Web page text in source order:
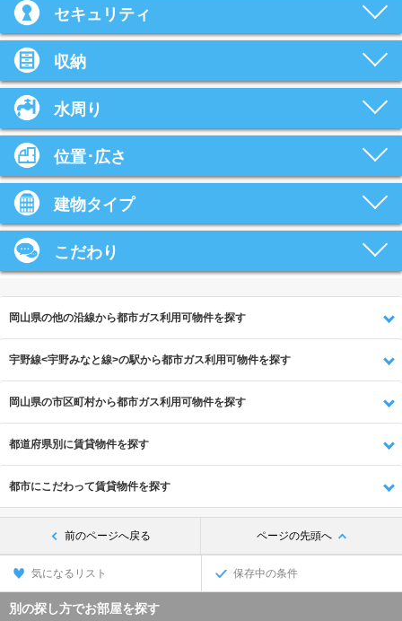
セキュリティ
収納
水周り
位置･広さ
建物タイプ
こだわり
岡山県の他の沿線から都市ガス利用可物件を探す
宇野線<宇野みなと線>の駅から都市ガス利用可物件を探す
岡山県の市区町村から都市ガス利用可物件を探す
都道府県別に賃貸物件を探す
都市にこだわって賃貸物件を探す
前のページへ戻る ページの先頭へ
気になるリスト 保存中の条件
別の探し方でお部屋を探す